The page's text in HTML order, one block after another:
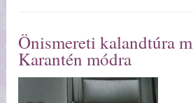
Önismereti kalandtúra
Karantén módra